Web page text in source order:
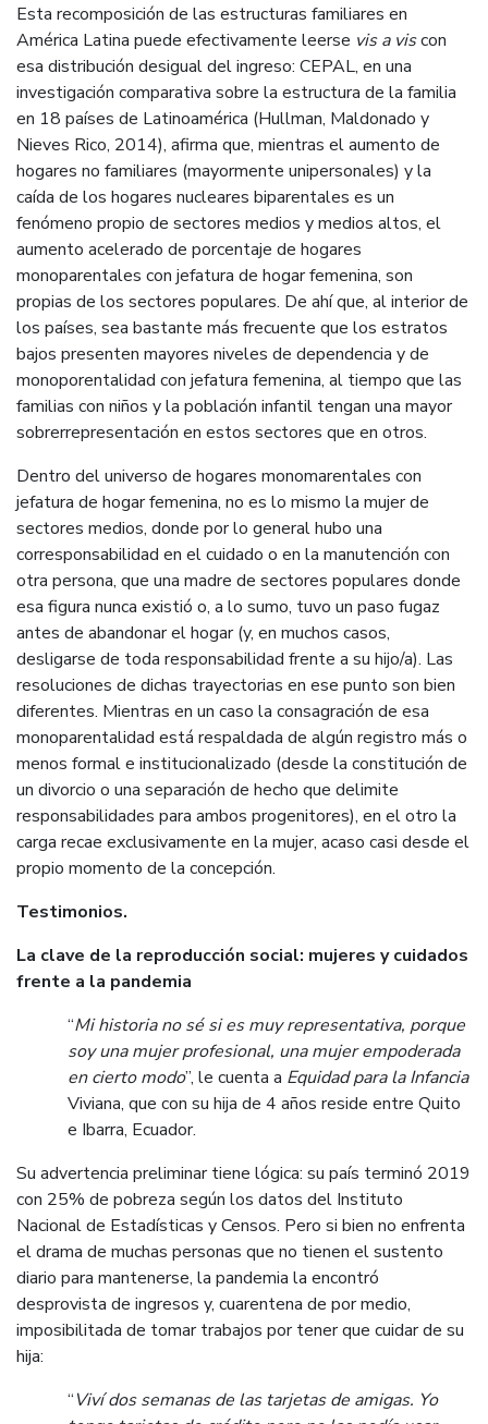
Esta recomposición de las estructuras familiares en
América Latina puede efectivamente leerse vis a viscon
esa distribución desigual del ingreso: CEPAL, en una
investigación comparativa sobre la estructura de la familia
en 18 países de Latinoamérica (Hullman, Maldonado y
Nieves Rico, 2014), afirma que, mientras el aumento de
hogares no familiares (mayormente unipersonales) y la
caída de los hogares nucleares biparentales es un
fenómeno propio de sectores medios y medios altos, el
aumento acelerado de porcentaje de hogares
monoparentales con jefatura de hogar femenina, son
propias de los sectores populares. De ahí que, al interior de
los países, sea bastante más frecuente que los estratos
bajos presenten mayores niveles de dependencia y de
monoporentalidad con jefatura femenina, al tiempo que las
familias con niños y la población infantil tengan una mayor
sobrerrepresentación en estos sectores que en otros.
Dentro del universo de hogares monomarentales con
jefatura de hogar femenina, no es lo mismo la mujer de
sectores medios, donde por lo general hubo una
corresponsabilidad en el cuidado o en la manutención con
otra persona, que una madre de sectores populares donde
esa figura nunca existió o, a lo sumo, tuvo un paso fugaz
antes de abandonar el hogar (y, en muchos casos,
desligarse de toda responsabilidad frente a su hijo/a). Las
resoluciones de dichas trayectorias en ese punto son bien
diferentes. Mientras en un caso la consagración de esa
monoparentalidad está respaldada de algún registro más o
menos formal e institucionalizado (desde la constitución de
un divorcio o una separación de hecho que delimite
responsabilidades para ambos progenitores), en el otro la
carga recae exclusivamente en la mujer, acaso casi desde el
propio momento de la concepción.
Testimonios.
La clave de la reproducción social: mujeres y cuidados
frente a la pandemia
“Mi historia no sé si es muy representativa, porque
soy una mujer profesional, una mujer empoderada
en cierto modo”, le cuenta a Equidad para la Infancia
Viviana, que con su hija de 4 años reside entre Quito
e Ibarra, Ecuador.
Su advertencia preliminar tiene lógica: su país terminó 2019
con 25% de pobreza según los datos del Instituto
Nacional de Estadísticas y Censos. Pero si bien no enfrenta
el drama de muchas personas que no tienen el sustento
diario para mantenerse, la pandemia la encontró
desprovista de ingresos y, cuarentena de por medio,
imposibilitada de tomar trabajos por tener que cuidar de su
hija:
“Viví dos semanas de las tarjetas de amigas. Yo